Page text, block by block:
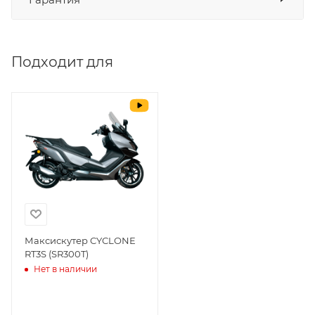
Уважаемые пользователи, в настоящем
которыми необходимо ознакомиться
покупателю, в случае приобретения
товара в нашем салоне. Здесь
размещены общие сведения по
решению возможных гарантийных
случаев и образцы необходимых для
гарантийные обязательства на
приобретаемую технику подробно
изложены в Руководстве по
Подходит для
Максискутер CYCLONE
RT3S (SR300T)
Нет в наличии